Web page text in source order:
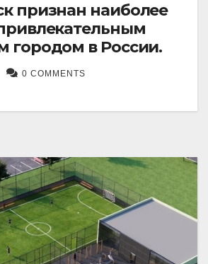
признан наиболее
городом в России.
0 COMMENTS